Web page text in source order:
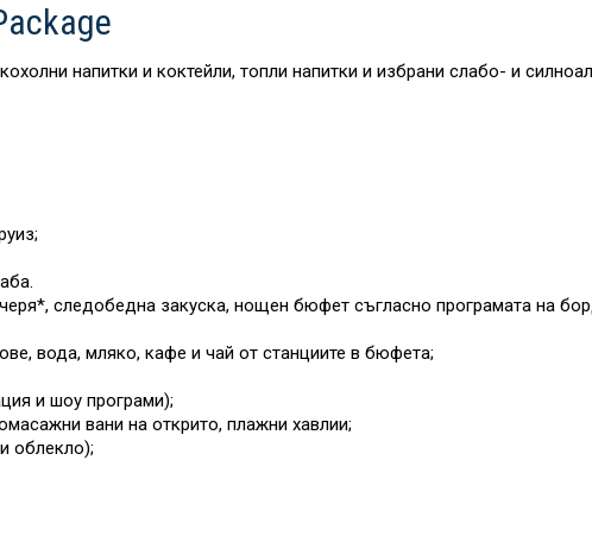
напитки и коктейли, топли напитки и избрани слабо- и
следобедна закуска, нощен бюфет съгласно програмата на
вода, мляко, кафе и чай от станциите в бюфета;
и шоу програми);
вани на открито, плажни хавлии;
облекло);